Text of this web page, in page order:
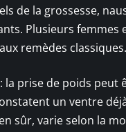
de la grossesse,
Plusieurs
remèdes classiques.
prise de poids peut
un ventre
sûr, varie selon la